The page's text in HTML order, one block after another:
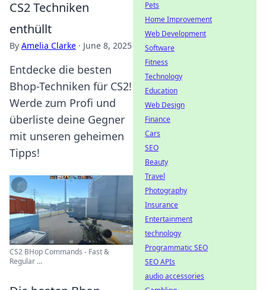
CS2 Techniken
enthüllt
By Amelia Clarke · June 8, 2025
Entdecke die besten
Bhop-Techniken für CS2!
Werde zum Profi und
überliste deine Gegner
mit unseren geheimen
Tipps!
CS2 BHop Commands - Fast &
Regular ...
Pets
Home Improvement
Web Development
Software
Fitness
Technology
Education
Web Design
Finance
Cars
SEO
Beauty
Travel
Photography
Insurance
Entertainment
technology
Programmatic SEO
SEO APIs
audio accessories